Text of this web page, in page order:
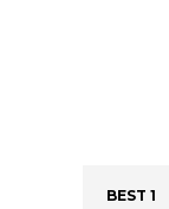
BEST 1